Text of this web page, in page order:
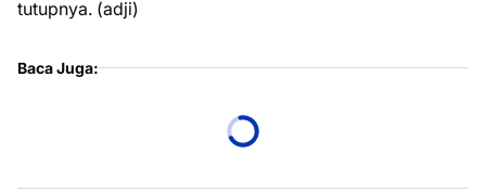
tutupnya. (adji)
Baca Juga: